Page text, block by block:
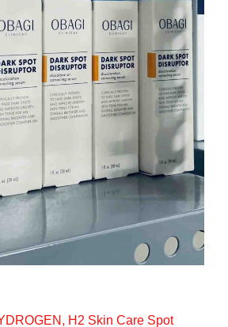
H2 Skin Care Spot